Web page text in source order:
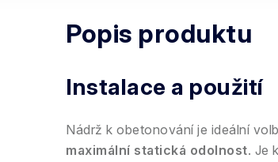
Popis produktu
Instalace a použití
Nádrž k obetonování je ideální
maximální statická odolnost. Je